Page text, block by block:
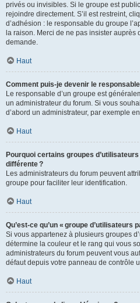
privés ou invisibles. Si le groupe est
rejoindre directement. S’il est restreint,
d’adhésion : le responsable du groupe
la raison. Merci de ne pas insister auprès
demande.
Haut
Comment puis-je devenir le
Le responsable d’un groupe est
un administrateur du forum. Si vous
d’abord un administrateur, par exemple
Haut
Pourquoi certains groupes
différente ?
Les administrateurs du forum peuvent
groupe pour faciliter leur identification.
Haut
Qu’est-ce qu’un « groupe d’utilisateurs
Si vous appartenez à plusieurs groupes
détermine la couleur et le rang qui vous
administrateurs du forum peuvent vous
défaut depuis votre panneau de contrôle
Haut